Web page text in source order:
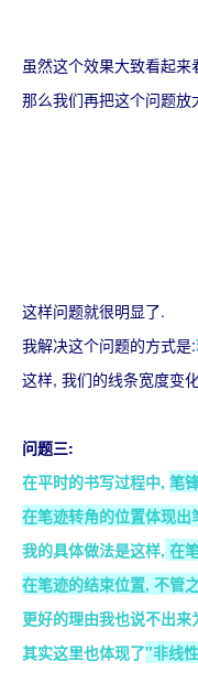
虽然这个效果大致看起
那么我们再把这个问题放
这样问题就很明显了.
我解决这个问题的方式是:
这样, 我们的线条宽度变
问题三:
在平时的书写过程中, 笔
在笔迹转角的位置体现
我的具体做法是这样, 在
在笔迹的结束位置, 不管
更好的理由我也说不出
其实这里也体现了"非线